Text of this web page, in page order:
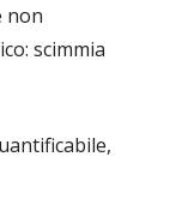
non
scimmia